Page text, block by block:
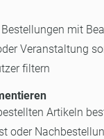
mit
Veranstaltung
filtern
Artikeln
oder